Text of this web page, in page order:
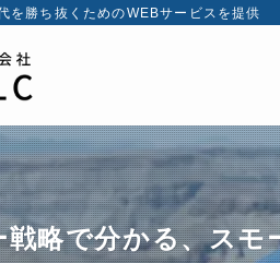
を勝ち抜くためのWEBサービスを提供
略で分かる、スモ